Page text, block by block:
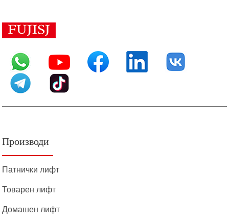
Производи
Патнички лифт
Товарен лифт
Домашен лифт